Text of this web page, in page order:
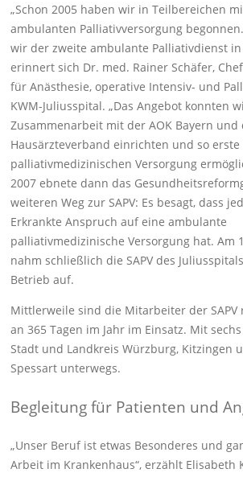
„Schon 2005 haben wir in Teilbereichen
ambulanten Palliativversorgung
wir der zweite ambulante Palliativdienst in
erinnert sich Dr. med. Rainer Schäfer,
für Anästhesie, operative Intensiv- und
KWM-Juliusspital. „Das Angebot konnten
Zusammenarbeit mit der AOK Bayern und
Hausärzteverband einrichten und so
palliativmedizinischen Versorgung
2007 ebnete dann das
weiteren Weg zur SAPV: Es besagt, dass
Erkrankte Anspruch auf eine ambulante
palliativmedizinische Versorgung hat. Am
nahm schließlich die SAPV des
Betrieb auf.
Mittlerweile sind die Mitarbeiter der
an 365 Tagen im Jahr im Einsatz. Mit
Stadt und Landkreis Würzburg, Kitzingen
Spessart unterwegs.
Begleitung für Patienten und
„Unser Beruf ist etwas Besonderes und
Arbeit im Krankenhaus“, erzählt Elisabeth